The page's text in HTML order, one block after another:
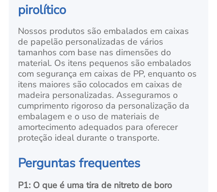
pirolítico
Nossos produtos são embalados em caixas
de papelão personalizadas de vários
tamanhos com base nas dimensões do
material. Os itens pequenos são embalados
com segurança em caixas de PP, enquanto os
itens maiores são colocados em caixas de
madeira personalizadas. Asseguramos o
cumprimento rigoroso da personalização da
embalagem e o uso de materiais de
amortecimento adequados para oferecer
proteção ideal durante o transporte.
Perguntas frequentes
P1: O que é uma tira de nitreto de boro